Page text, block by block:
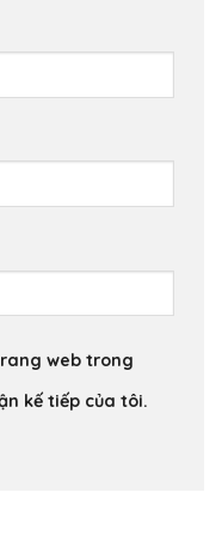
web trong
kế tiếp của tôi.